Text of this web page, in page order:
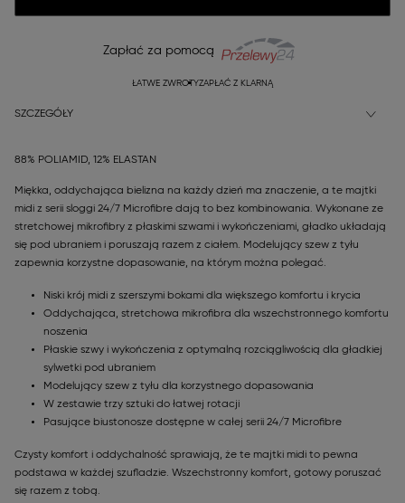
Zapłać za pomocą
ŁATWE ZWROTYZAPŁAĆ Z KLARNĄ
SZCZEGÓŁY
88% POLIAMID, 12% ELASTAN
Miękka, oddychająca bielizna na każdy dzień ma znaczenie, a te majtki
midi z serii sloggi 24/7 Microfibre dają to bez kombinowania. Wykonane ze
stretchowej mikrofibry z płaskimi szwami i wykończeniami, gładko układają
się pod ubraniem i poruszają razem z ciałem. Modelujący szew z tyłu
zapewnia korzystne dopasowanie, na którym można polegać.
Niski krój midi z szerszymi bokami dla większego komfortu i krycia
Oddychająca, stretchowa mikrofibra dla wszechstronnego komfortu
noszenia
Płaskie szwy i wykończenia z optymalną rozciągliwością dla gładkiej
sylwetki pod ubraniem
Modelujący szew z tyłu dla korzystnego dopasowania
W zestawie trzy sztuki do łatwej rotacji
Pasujące biustonosze dostępne w całej serii 24/7 Microfibre
Czysty komfort i oddychalność sprawiają, że te majtki midi to pewna
podstawa w każdej szufladzie. Wszechstronny komfort, gotowy poruszać
się razem z tobą.